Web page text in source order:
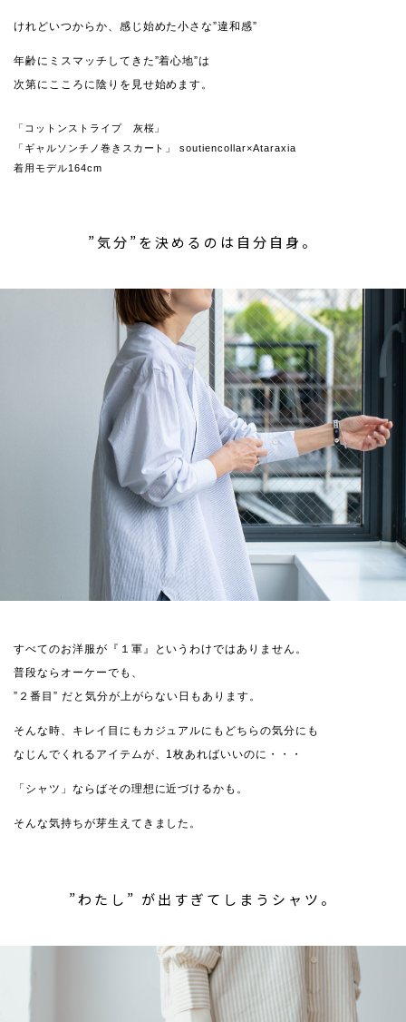
けれどいつからか、感じ始めた小さな”違和感”
年齢にミスマッチしてきた”着心地”は
次第にこころに陰りを見せ始めます。
「コットンストライプ 灰桜」
「ギャルソンチノ巻きスカート」 soutiencollar×Ataraxia
着用モデル164cm
”気分”を決めるのは自分自身。
すべてのお洋服が『１軍』というわけではありません。
普段ならオーケーでも、
”２番目” だと気分が上がらない日もあります。
そんな時、キレイ目にもカジュアルにもどちらの気分にも
なじんでくれるアイテムが、1枚あればいいのに・・・
「シャツ」ならばその理想に近づけるかも。
そんな気持ちが芽生えてきました。
”わたし” が出すぎてしまうシャツ。